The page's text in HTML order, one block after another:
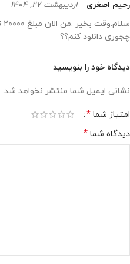
رحیم اصغری – اردیبهشت 27, 1404
سلام.وقت بخیر .من الان مبلغ ۲۰۰۰۰ تومان پرداخت کردم.برای بسته صورتجلسات شورای دانش آموزی.
چجوری دانلود کنم؟؟
دیدگاه خود را بنویسید
نشانی ایمیل شما منتشر نخواهد شد.
امتیاز شما *
دیدگاه شما *